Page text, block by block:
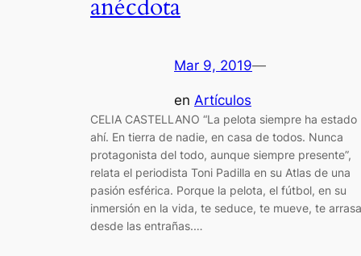
anécdota
Mar 9, 2019—
en Artículos
CELIA CASTELLANO “La pelota siempre ha estado
ahí. En tierra de nadie, en casa de todos. Nunca
protagonista del todo, aunque siempre presente”,
relata el periodista Toni Padilla en su Atlas de una
pasión esférica. Porque la pelota, el fútbol, en su
inmersión en la vida, te seduce, te mueve, te arrasa
desde las entrañas.…